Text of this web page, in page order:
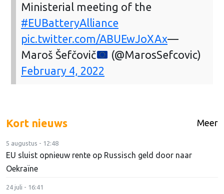
Ministerial meeting of the
#EUBatteryAlliance
pic.twitter.com/ABUEwJoXAx—
Maroš Šefčovič
(@MarosSefcovic)
February 4, 2022
Kort nieuws Meer
5 augustus - 12:48
EU sluist opnieuw rente op Russisch geld door naar
Oekraïne
24 juli - 16:41